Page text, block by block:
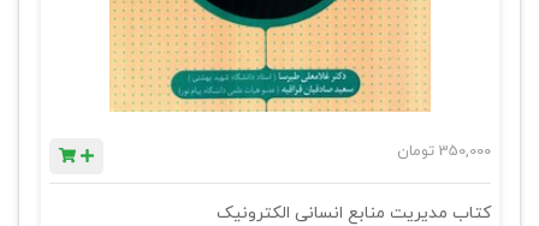
350,000 تومان
کتاب مدیریت منابع انسانی الکترونیک